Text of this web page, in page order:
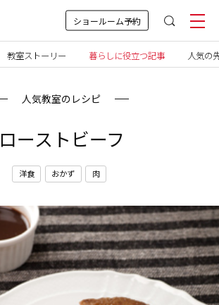
ショールーム予約
教室ストーリー 暮らしに役立つ記事 人気の
人気教室のレシピ
ローストビーフ
洋食 おかず 肉